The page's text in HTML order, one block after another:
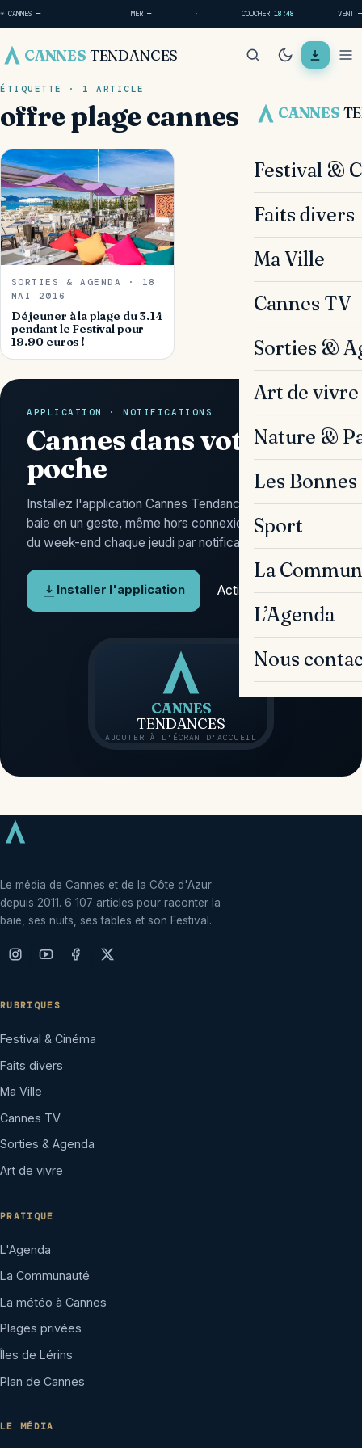
☀ CANNES — · MER— · COUCHER18:48 VENT —
CANNES TENDANCES
CANNES
Festival &
Faits divers
Ma Ville
Cannes TV
Sorties &
Art de vivre
Nature &
Les
Sport
La
L’Agenda
Nous
ÉTIQUETTE · 1 ARTICLE
offre plage cannes
SORTIES & AGENDA · 18
MAI 2016
Déjeuner à la plage du 3.14
pendant le Festival pour
19.90 euros !
APPLICATION · NOTIFICATIONS
Cannes dans votre
poche
Installez l'application Cannes Tendances : l'actu de la
baie en un geste, même hors connexion, et l'Agenda
du week-end chaque jeudi par notification.
Installer l'application Activer les alertes
CANNES
TENDANCES
AJOUTER À L'ÉCRAN D'ACCUEIL
Le média de Cannes et de la Côte d'Azur
depuis 2011. 6 107 articles pour raconter la
baie, ses nuits, ses tables et son Festival.
RUBRIQUES
Festival & Cinéma
Faits divers
Ma Ville
Cannes TV
Sorties & Agenda
Art de vivre
PRATIQUE
L'Agenda
La Communauté
La météo à Cannes
Plages privées
Îles de Lérins
Plan de Cannes
LE MÉDIA